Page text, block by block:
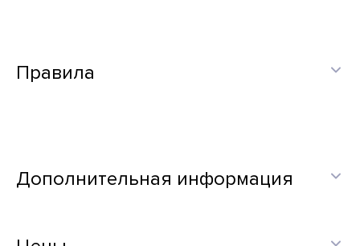
Правила
Дополнительная информация